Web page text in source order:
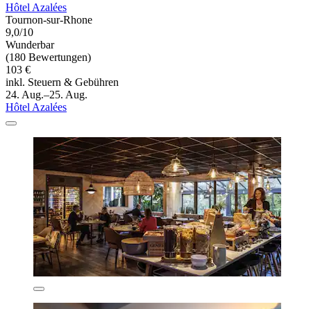
Hôtel Azalées
Tournon-sur-Rhone
9,0/10
Wunderbar
(180 Bewertungen)
103 €
inkl. Steuern & Gebühren
24. Aug.–25. Aug.
Hôtel Azalées